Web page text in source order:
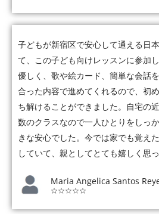
子どもが新宿区で安心して通える日
て、この子ども向けレッスンに参加
優しく、歌や絵カード、簡単な会話
合った内容で進めてくれるので、初
ち解けることができました。自宅の
数のクラスなので一人ひとりをしっ
きな安心でした。今では家でも覚え
していて、親としてとても嬉しく思っ
Maria Angelica Santos
☆☆☆☆☆